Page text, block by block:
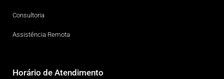
Consultoria
Assistência Remota
Horário de Atendimento